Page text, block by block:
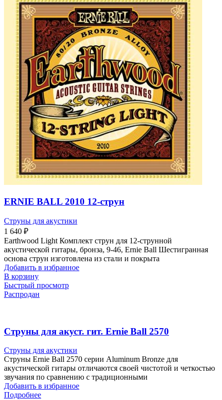
ERNIE BALL 2010 12-струн
Струны для акустики
1 640 ₽
Earthwood Light Комплект струн для 12-струнной
акустической гитары, бронза, 9-46, Ernie Ball Шестигранная
основа струн изготовлена из стали и покрыта
Добавить в избранное
В корзину
Быстрый просмотр
Распродан
Cтруны для акуст. гит. Ernie Ball 2570
Струны для акустики
Струны Ernie Ball 2570 серии Aluminum Bronze для
акустической гитары отличаются своей чистотой и четкостью
звучания по сравнению с традиционными
Добавить в избранное
Подробнее